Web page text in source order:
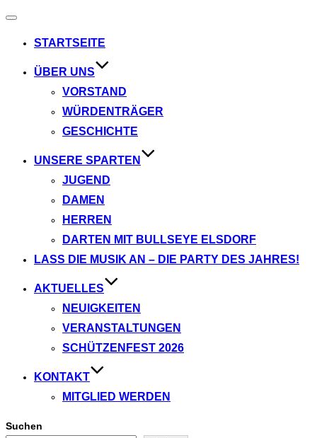
Navigation
STARTSEITE
ÜBER UNS
VORSTAND
WÜRDENTRÄGER
GESCHICHTE
UNSERE SPARTEN
JUGEND
DAMEN
HERREN
DARTEN MIT BULLSEYE ELSDORF
LASS DIE MUSIK AN – DIE PARTY DES JAHRES!
AKTUELLES
NEUIGKEITEN
VERANSTALTUNGEN
SCHÜTZENFEST 2026
KONTAKT
MITGLIED WERDEN
Suchen